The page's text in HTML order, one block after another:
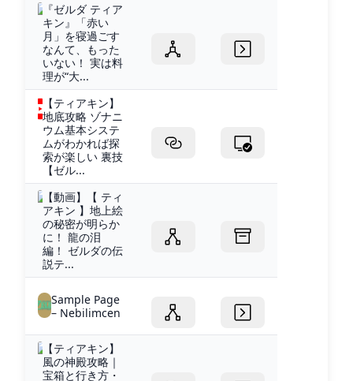
『ゼルダ ティア
キン』「赤い
月」を寝過ごす
なんて、もった
いない！ 実は料
理が“大...
【ティアキン】
地底攻略 ゾナニ
ウム基本システ
ムがわかれば探
索が楽しい 裏技
【ゼル...
【動画】【 ティ
アキン 】地上絵
の秘密が明らか
に！ 龍の泪
編！ ゼルダの伝
説テ...
Sample Page
– Nebilimcen
【ティアキン】
風の神殿攻略｜
宝箱と行き方・